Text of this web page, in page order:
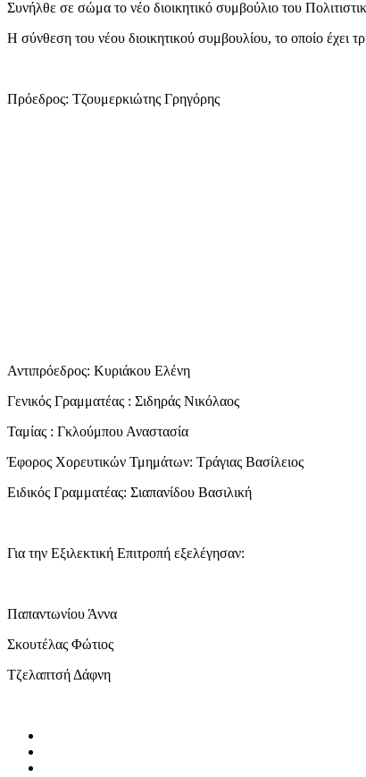
Συνήλθε σε σώμα το νέο διοικητικό συμβούλιο του
Η σύνθεση του νέου διοικητικού συμβουλίου, το οποίο έχει
Πρόεδρος: Τζουμερκιώτης Γρηγόρης
Αντιπρόεδρος: Κυριάκου Ελένη
Γενικός Γραμματέας : Σιδηράς Νικόλαος
Ταμίας : Γκλούμπου Αναστασία
Έφορος Χορευτικών Τμημάτων: Τράγιας Βασίλειος
Ειδικός Γραμματέας: Σιαπανίδου Βασιλική
Για την Εξιλεκτική Επιτροπή εξελέγησαν:
Παπαντωνίου Άννα
Σκουτέλας Φώτιος
Τζελαπτσή Δάφνη